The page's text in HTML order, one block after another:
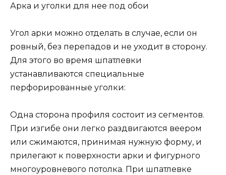
Арка и уголки для нее под обои
Угол арки можно отделать в случае, если он
ровный, без перепадов и не уходит в сторону.
Для этого во время шпатлевки
устанавливаются специальные
перфорированные уголки:
Одна сторона профиля состоит из сегментов.
При изгибе они легко раздвигаются веером
или сжимаются, принимая нужную форму, и
прилегают к поверхности арки и фигурного
многоуровневого потолка. При шпатлевке